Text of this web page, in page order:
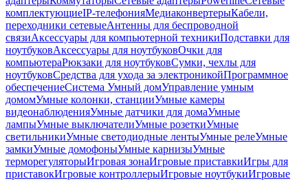
комплектующиеIP-телефонияМедиаконвертерыКабели,
переходники сетевыеАнтенны для беспроводной
связиАксессуары для компьютерной техникиПодставки для
ноутбуковАксессуары для ноутбуковОчки для
компьютераРюкзаки для ноутбуковСумки, чехлы для
ноутбуковСредства для ухода за электроникойПрограммное
обеспечениеСистема Умный домУправление умным
домомУмные колонки, станцииУмные камеры
видеонаблюденияУмные датчики для домаУмные
лампыУмные выключателиУмные розеткиУмные
светильникиУмные светодиодные лентыУмные релеУмные
замкиУмные домофоныУмные карнизыУмные
терморегуляторыИгровая зонаИгровые приставкиИгры для
приставокИгровые контроллерыИгровые ноутбукиИгровые